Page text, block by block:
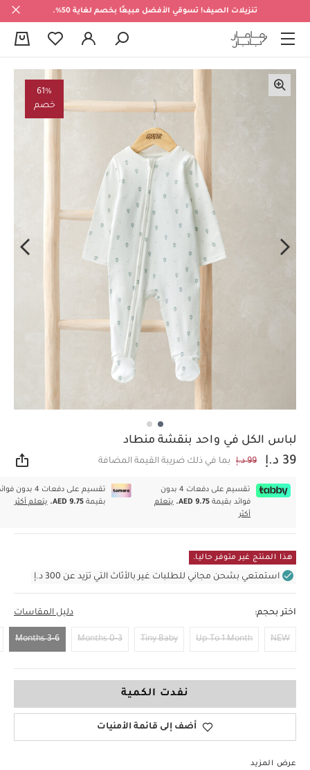
تنزيلات الصيف! تسوقي الأفضل مبيعًا بخصم لغاية 50%.
61%
خصم
لباس الكل في واحد بنقشة منطاد
39 د.إ 99 د.إ بما في ذلك ضريبة القيمة المضافة
تقسيم على دفعات 4 بدون
فوائد بقيمة AED 9.75.
يتعلم
أكثر
تقسيم على دفعات 4 بدون
بقيمةAED 9.75. يتعلم أكثر
هذا المنتج غير متوفر حاليا.
استمتعي بشحن مجاني للطلبات غير بالأثاث التي تزيد عن 300 د.إ
اختر بحجم: دليل المقاسات
NEW
Up To 1 Month
Tiny Baby
0-3 Months
3-6 Months
نفدت الكمية
أضف إلى قائمة الأمنيات
عرض المزيد